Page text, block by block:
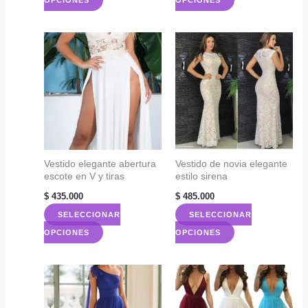
producto
tiene
múltiples
variantes.
opciones
pueden
elegir
en
página
de
tiene
múltiples
variantes.
Las
opciones
se
pueden
elegir
página
de
Vestido elegante abertura
escote en V y tiras
$435.000
SELECCIONAR
OPCIONES
Este
tiene
múltiples
variantes.
Vestido de novia elegante
estilo sirena
$ 485.000
SELECCIONAR
OPCIONES
Este
tiene
múltiples
variantes.